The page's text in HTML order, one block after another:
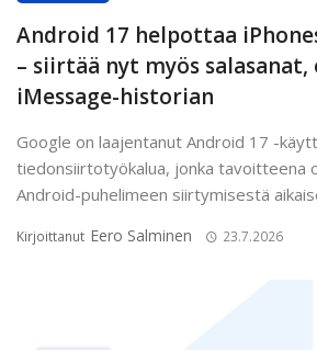
Android 17 helpottaa
– siirtää nyt myös salasanat,
iMessage-historian
Google on laajentanut Android 17 -
tiedonsiirtotyökalua, jonka tavoitteena
Android-puhelimeen siirtymisestä
Kirjoittanut Eero Salminen 23.7.2026